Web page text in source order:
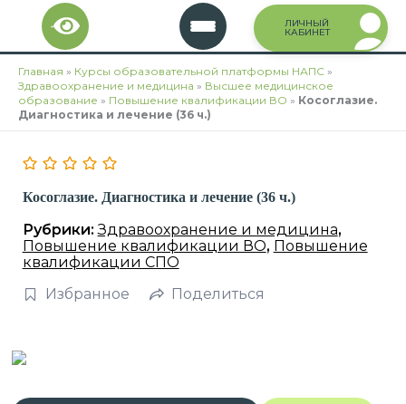
Перейти
содержимому
ЛИЧНЫЙ
КАБИНЕТ
Главная » Курсы образовательной платформы НАПС »
Здравоохранение и медицина » Высшее медицинское
образование » Повышение квалификации ВО » Косоглазие.
Диагностика и лечение (36 ч.)
Косоглазие. Диагностика и лечение (36 ч.)
Рубрики:Здравоохранение и медицина,
Повышение квалификации ВО, Повышение
квалификации СПО
Избранное
Поделиться